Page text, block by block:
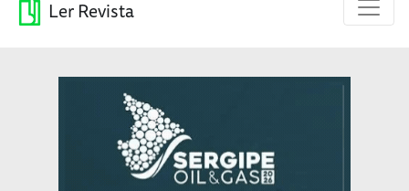
Ler Revista